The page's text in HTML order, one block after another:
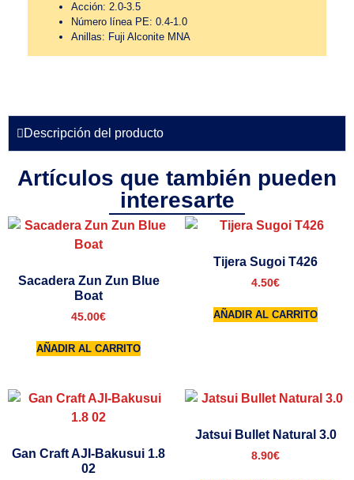
Acción: 2.0-3.5
Número línea PE: 0.4-1.0
Anillas: Fuji Alconite MNA
Descripción del producto
Artículos que también pueden
interesarte
Sacadera Zun Zun Blue
Boat
45.00€
AÑADIR AL CARRITO
Tijera Sugoi T426
4.50€
AÑADIR AL CARRITO
Gan Craft AJI-Bakusui 1.8
02
Jatsui Bullet Natural 3.0
8.90€